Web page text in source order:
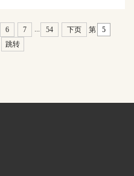
6 7 ... 54 下页
第
跳转